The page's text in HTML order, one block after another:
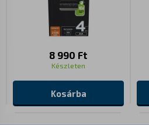
8 990 Ft
Készleten
Kosárba